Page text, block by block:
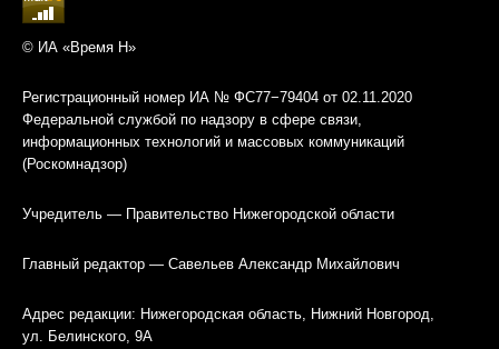
© ИА «Время Н»
Регистрационный номер ИА № ФС77−79404 от 02.11.2020
Федеральной службой по надзору в сфере связи,
информационных технологий и массовых коммуникаций
(Роскомнадзор)
Учредитель — Правительство Нижегородской области
Главный редактор — Савельев Александр Михайлович
Адрес редакции: Нижегородская область, Нижний Новгород,
ул. Белинского, 9А